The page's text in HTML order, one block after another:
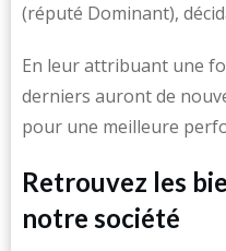
(réputé Dominant),
En leur attribuant une
derniers auront de
pour une meilleure
Retrouvez les
notre société